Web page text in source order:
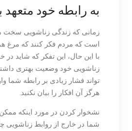
به رابطه خود متعهد
زمانی که زندگی زناشویی
است که مردم فکر کنند که مرغ
با این حال، این تفکر که شاید در
زناشویی خود وضعیت بهتری
تواند فشار زیادی بر رابطه شما
هرگز آن افکار را بیان نکنید.
نشخوار کردن در مورد اینکه
شما در خارج از روابط زناشویی